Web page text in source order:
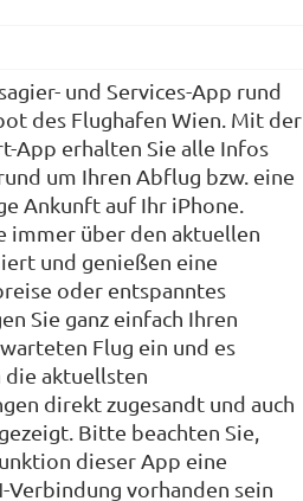
und Services-App rund
des Flughafen Wien. Mit der
App erhalten Sie alle Infos
um Ihren Abflug bzw. eine
Ankunft auf Ihr iPhone.
immer über den aktuellen
und genießen eine
oder entspanntes
Sie ganz einfach Ihren
Flug ein und es
die aktuellsten
direkt zugesandt und auch
Bitte beachten Sie,
dieser App eine
Verbindung vorhanden sein